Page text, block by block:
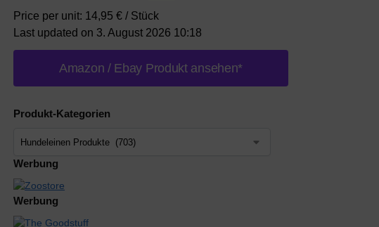
Price per unit: 14,95 € / Stück
Last updated on 3. August 2026 10:18
Amazon / Ebay Produkt ansehen*
Produkt-Kategorien
Werbung
Werbung